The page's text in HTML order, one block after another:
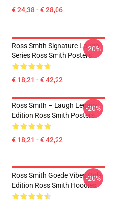
€ 24,38 - € 28,06
Ross Smith Signature Laugh
Series Ross Smith Posters
€ 18,21 - € 42,22
-20%
Ross Smith – Laugh Legacy
Edition Ross Smith Posters
€ 18,21 - € 42,22
-20%
Ross Smith Goede Vibes Only
Edition Ross Smith Hoodies
-20%